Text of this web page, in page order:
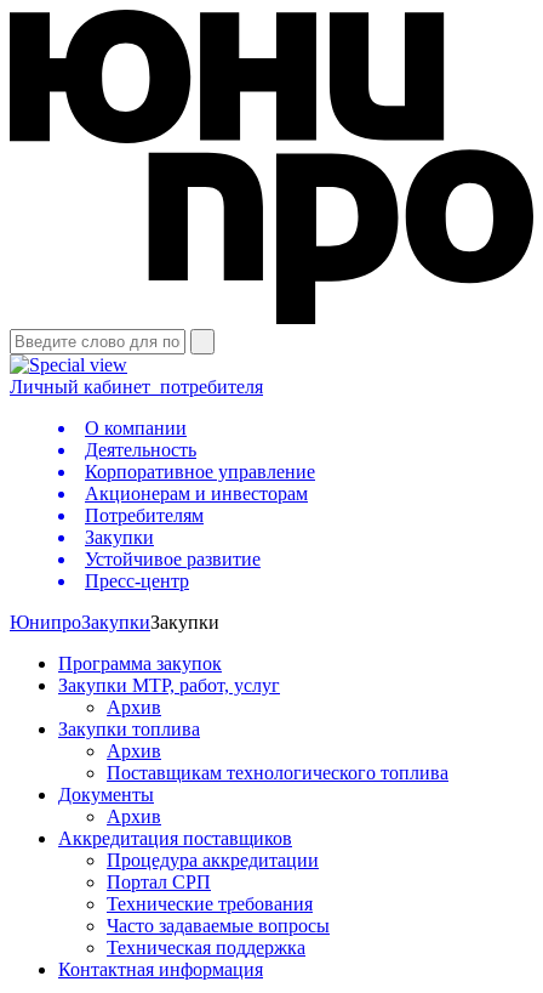
Личный кабинет потребителя
О компании
Деятельность
Корпоративное управление
Акционерам и инвесторам
Потребителям
Закупки
Устойчивое развитие
Пресс-центр
ЮнипроЗакупкиЗакупки
Программа закупок
Закупки МТР, работ, услуг
Архив
Закупки топлива
Архив
Поставщикам технологического топлива
Документы
Архив
Аккредитация поставщиков
Процедура аккредитации
Портал СРП
Технические требования
Часто задаваемые вопросы
Техническая поддержка
Контактная информация